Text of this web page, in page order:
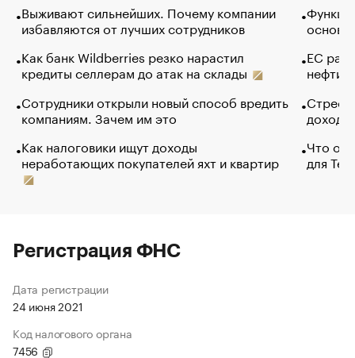
Выживают сильнейших. Почему компании
избавляются от лучших сотрудников
Как банк Wildberries резко нарастил
кредиты селлерам до атак на склады
Сотрудники открыли новый способ вредить
компаниям. Зачем им это
Как налоговики ищут доходы
неработающих покупателей яхт и квартир
основ
ЕС
нефти
Что
для
Регистрация ФНС
Дата регистрации
24 июня 2021
Код налогового органа
7456